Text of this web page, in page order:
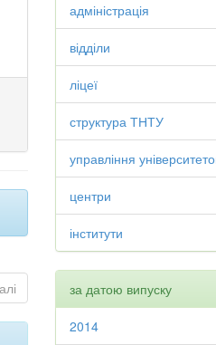
адміністрація
відділи
ліцеї
структура ТНТУ
управління
центри
інститути
за датою випуску
2014